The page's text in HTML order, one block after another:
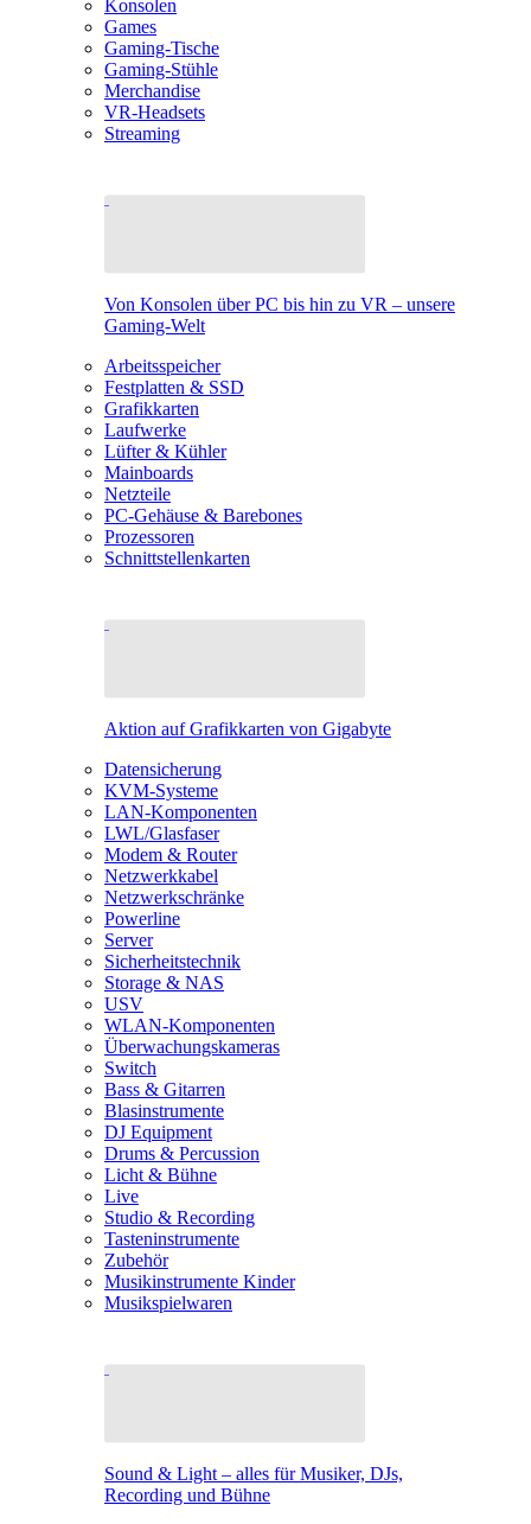
Konsolen
Games
Gaming-Tische
Gaming-Stühle
Merchandise
VR-Headsets
Streaming
Von Konsolen über PC bis hin zu VR – unsere
Gaming-Welt
Arbeitsspeicher
Festplatten & SSD
Grafikkarten
Laufwerke
Lüfter & Kühler
Mainboards
Netzteile
PC-Gehäuse & Barebones
Prozessoren
Schnittstellenkarten
Aktion auf Grafikkarten von Gigabyte
Datensicherung
KVM-Systeme
LAN-Komponenten
LWL/Glasfaser
Modem & Router
Netzwerkkabel
Netzwerkschränke
Powerline
Server
Sicherheitstechnik
Storage & NAS
USV
WLAN-Komponenten
Überwachungskameras
Switch
Bass & Gitarren
Blasinstrumente
DJ Equipment
Drums & Percussion
Licht & Bühne
Live
Studio & Recording
Tasteninstrumente
Zubehör
Musikinstrumente Kinder
Musikspielwaren
Sound & Light – alles für Musiker, DJs,
Recording und Bühne